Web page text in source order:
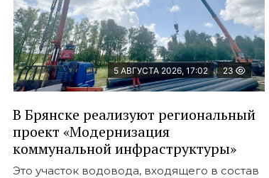
5 АВГУСТА 2026, 17:02 23
В Брянске реализуют региональный
проект «Модернизация
коммунальной инфраструктуры»
Это участок водовода, входящего в состав